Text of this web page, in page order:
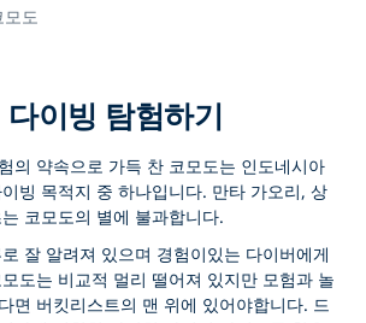
모도
이빙 탐험하기
의 약속으로 가득 찬 코모도는 인도네시아
빙 목적지 중 하나입니다. 만타 가오리, 상
코모도의 별에 불과합니다.
잘 알려져 있으며 경험이있는 다이버에게
도는 비교적 멀리 떨어져 있지만 모험과 놀
면 버킷리스트의 맨 위에 있어야합니다. 드